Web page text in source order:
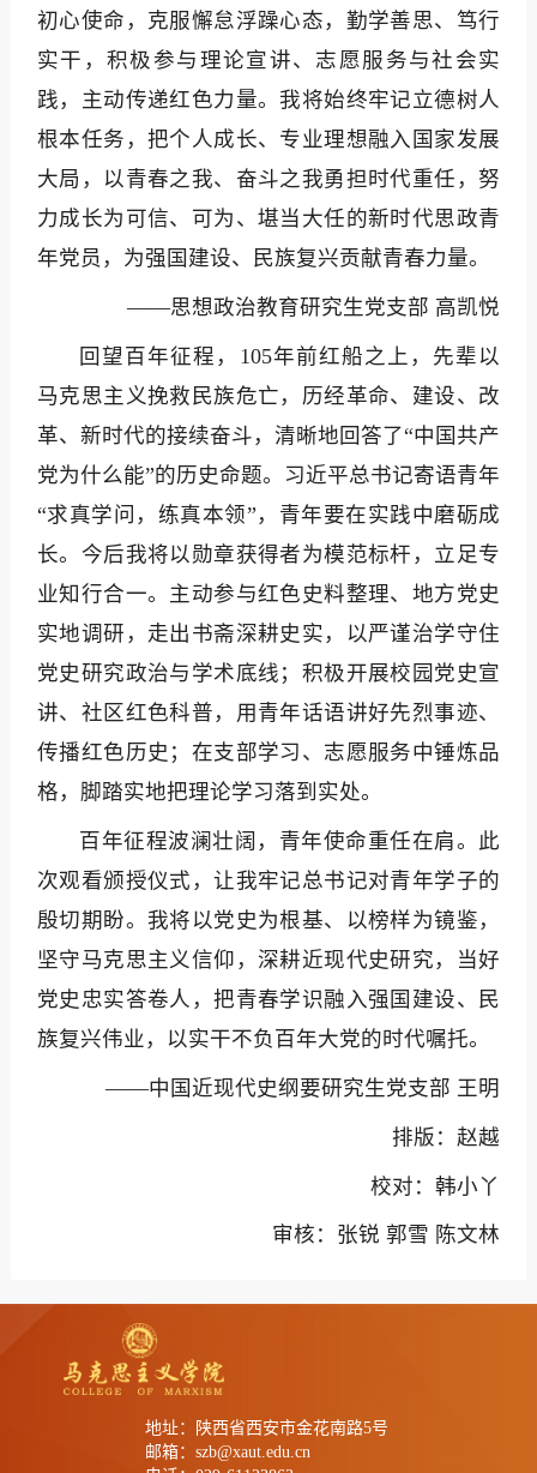
初心使命，克服懈怠浮躁心态，勤学善思、笃行
实干，积极参与理论宣讲、志愿服务与社会实
践，主动传递红色力量。我将始终牢记立德树人
根本任务，把个人成长、专业理想融入国家发展
大局，以青春之我、奋斗之我勇担时代重任，努
力成长为可信、可为、堪当大任的新时代思政青
年党员，为强国建设、民族复兴贡献青春力量。
——思想政治教育研究生党支部 高凯悦
回望百年征程，105年前红船之上，先辈以
马克思主义挽救民族危亡，历经革命、建设、改
革、新时代的接续奋斗，清晰地回答了“中国共产
党为什么能”的历史命题。习近平总书记寄语青年
“求真学问，练真本领”，青年要在实践中磨砺成
长。今后我将以勋章获得者为模范标杆，立足专
业知行合一。主动参与红色史料整理、地方党史
实地调研，走出书斋深耕史实，以严谨治学守住
党史研究政治与学术底线；积极开展校园党史宣
讲、社区红色科普，用青年话语讲好先烈事迹、
传播红色历史；在支部学习、志愿服务中锤炼品
格，脚踏实地把理论学习落到实处。
百年征程波澜壮阔，青年使命重任在肩。此
次观看颁授仪式，让我牢记总书记对青年学子的
殷切期盼。我将以党史为根基、以榜样为镜鉴，
坚守马克思主义信仰，深耕近现代史研究，当好
党史忠实答卷人，把青春学识融入强国建设、民
族复兴伟业，以实干不负百年大党的时代嘱托。
——中国近现代史纲要研究生党支部 王明
排版：赵越
校对：韩小丫
审核：张锐 郭雪 陈文林
地址：陕西省西安市金花南路5号
邮箱：szb@xaut.edu.cn